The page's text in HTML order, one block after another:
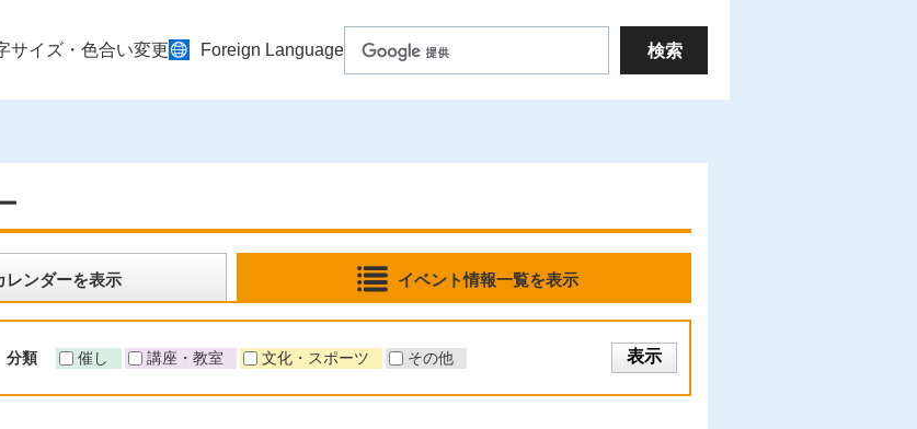
サイズ・色合い変更 Foreign Language
レンダーを表示 イベント情報一覧を表示
分類 催し 講座・教室 文化・スポーツ その他